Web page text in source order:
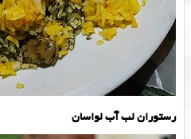
رستوران لب آب لواسان